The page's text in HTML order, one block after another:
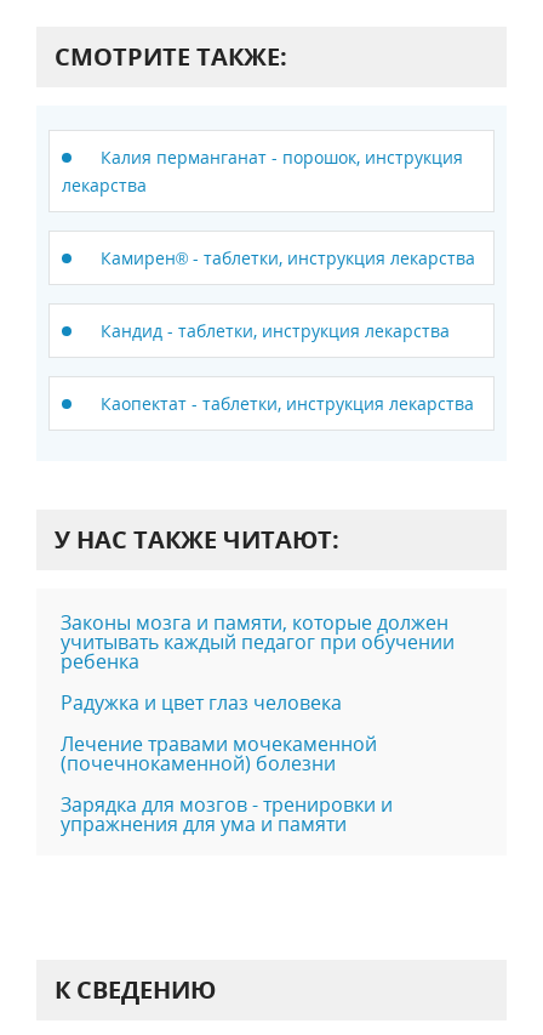
СМОТРИТЕ ТАКЖЕ:
Калия перманганат - порошок, инструкция
лекарства
Камирен® - таблетки, инструкция лекарства
Кандид - таблетки, инструкция лекарства
Каопектат - таблетки, инструкция лекарства
У НАС ТАКЖЕ ЧИТАЮТ:
Законы мозга и памяти, которые должен
учитывать каждый педагог при обучении
ребенка
Радужка и цвет глаз человека
Лечение травами мoчeкaмeнной
(пoчeчнoкaмeнной) бoлeзни
Зарядка для мозгов - тренировки и
упражнения для ума и памяти
К СВЕДЕНИЮ